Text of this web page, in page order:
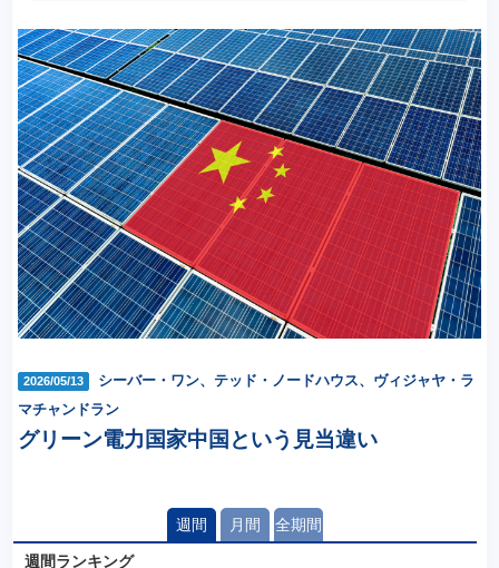
2026/05/13
シーバー・ワン、テッド・ノードハウス、ヴィジャヤ・ラ
マチャンドラン
グリーン電力国家中国という見当違い
週間 月間 全期間
週間ランキング